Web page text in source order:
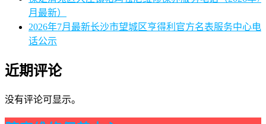
月最新）
2026年7月最新长沙市望城区亨得利官方名表服务中心电
话公示
近期评论
没有评论可显示。